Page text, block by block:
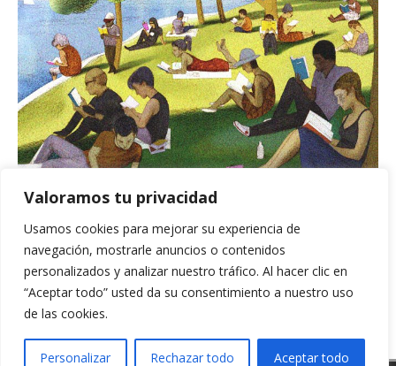
Valoramos tu privacidad
Usamos cookies para mejorar su experiencia de
navegación, mostrarle anuncios o contenidos
personalizados y analizar nuestro tráfico. Al hacer clic en
“Aceptar todo” usted da su consentimiento a nuestro uso
de las cookies.
Personalizar Rechazar todo Aceptar todo
BUSCADOR